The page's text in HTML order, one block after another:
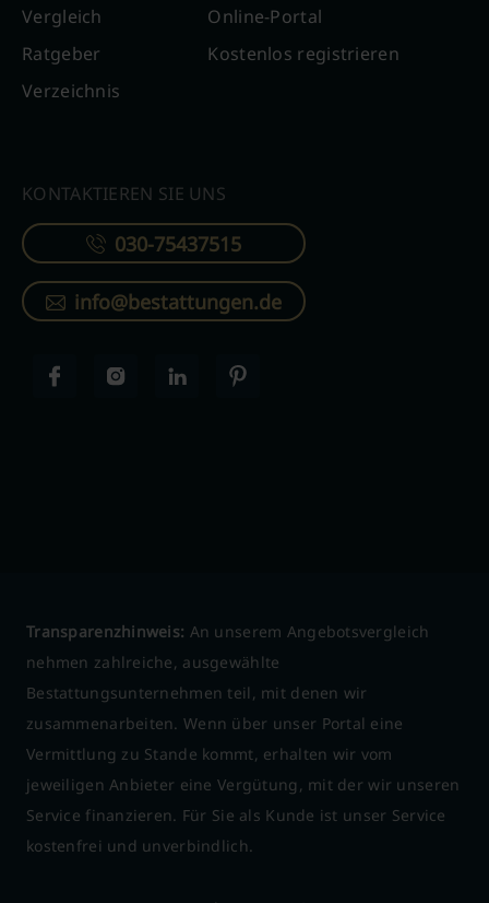
Vergleich
Ratgeber
Verzeichnis
Online-Portal
Kostenlos registrieren
KONTAKTIEREN SIE UNS
030-75437515
info@bestattungen.de
Transparenzhinweis: An unserem Angebotsvergleich
nehmen zahlreiche, ausgewählte
Bestattungsunternehmen teil, mit denen wir
zusammenarbeiten. Wenn über unser Portal eine
Vermittlung zu Stande kommt, erhalten wir vom
jeweiligen Anbieter eine Vergütung, mit der wir unseren
Service finanzieren. Für Sie als Kunde ist unser Service
kostenfrei und unverbindlich.